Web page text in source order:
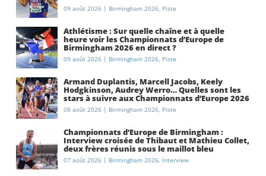
09 août 2026 | Birmingham 2026, Piste
Athlétisme : Sur quelle chaîne et à quelle
heure voir les Championnats d’Europe de
Birmingham 2026 en direct ?
09 août 2026 | Birmingham 2026, Piste
Armand Duplantis, Marcell Jacobs, Keely
Hodgkinson, Audrey Werro… Quelles sont les
stars à suivre aux Championnats d’Europe 2026
à Birmingham ?
08 août 2026 | Birmingham 2026, Piste
Championnats d’Europe de Birmingham :
Interview croisée de Thibaut et Mathieu Collet,
deux frères réunis sous le maillot bleu
07 août 2026 | Birmingham 2026, Interview